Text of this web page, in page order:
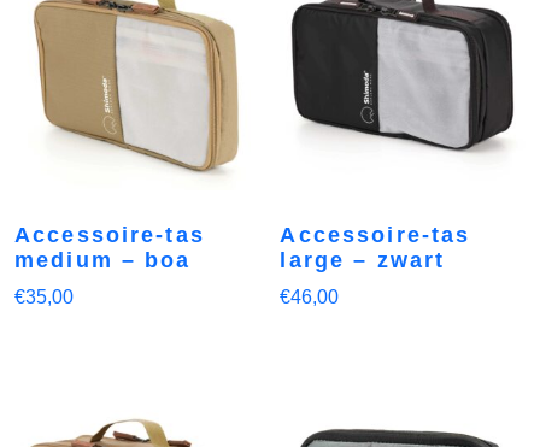
Accessoire-tas
medium – boa
€35,00
Accessoire-tas
large – zwart
€46,00